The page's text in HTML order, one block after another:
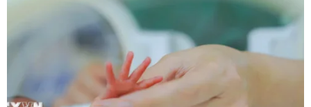
19 góp phần sớm thực hiện mục tiêu tiêm
vaccine cho toàn dân chính là hành động thiết
thực của mỗi người trong lúc này, góp phần tạo
thành sức mạnh khống chế dịch bệnh./.
(TTXVN/Vietnam+)